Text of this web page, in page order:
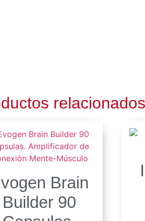
relacionados
Brain
Builder 90